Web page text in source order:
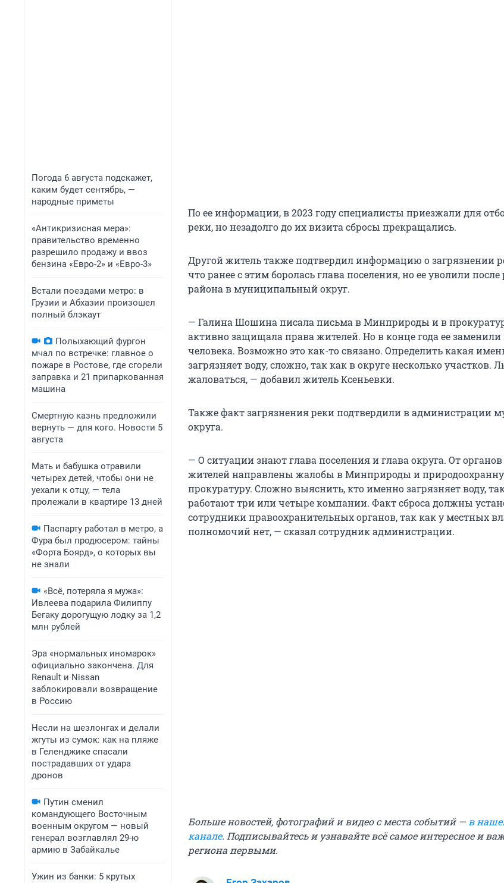
Погода 6 августа подскажет,
каким будет сентябрь, —
народные приметы
«Антикризисная мера»:
правительство временно
разрешило продажу и ввоз
бензина «Евро-2» и «Евро-3»
Встали поездами метро: в
Грузии и Абхазии произошел
полный блэкаут
Полыхающий фургон
мчал по встречке: главное о
пожаре в Ростове, где сгорели
заправка и 21 припаркованная
машина
Смертную казнь предложили
вернуть — для кого. Новости 5
августа
Мать и бабушка отравили
четырех детей, чтобы они не
уехали к отцу, — тела
пролежали в квартире 13 дней
Паспарту работал в метро, а
Фура был продюсером: тайны
«Форта Боярд», о которых вы
не знали
«Всё, потеряла я мужа»:
Ивлеева подарила Филиппу
Бегаку дорогущую лодку за 1,2
млн рублей
Эра «нормальных иномарок»
официально закончена. Для
Renault и Nissan
заблокировали возвращение
в Россию
Несли на шезлонгах и делали
жгуты из сумок: как на пляже
в Геленджике спасали
пострадавших от удара
дронов
Путин сменил
командующего Восточным
военным округом — новый
генерал возглавлял 29-ю
армию в Забайкалье
Ужин из банки: 5 крутых
По ее информации, в 2023 году специалисты приезжали для
реки, но незадолго до их визита сбросы прекращались.
Другой житель также подтвердил информацию о загрязнении
что ранее с этим боролась глава поселения, но ее уволили
района в муниципальный округ.
— Галина Шошина писала письма в Минприроды и в
активно защищала права жителей. Но в конце года ее заменили
человека. Возможно это как-то связано. Определить какая
загрязняет воду, сложно, так как в округе несколько участков.
жаловаться, — добавил житель Ксеньевки.
Также факт загрязнения реки подтвердили в администрации
округа.
— О ситуации знают глава поселения и глава округа. От
жителей направлены жалобы в Минприроды и
прокуратуру. Сложно выяснить, кто именно загрязняет воду,
работают три или четыре компании. Факт сброса должны
сотрудники правоохранительных органов, так как у местных
полномочий нет, — сказал сотрудник администрации.
Больше новостей, фотографий и видео с места событий — в
канале. Подписывайтесь и узнавайте всё самое интересное и
региона первыми.